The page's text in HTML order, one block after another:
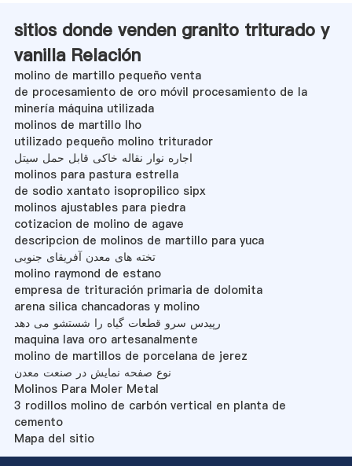
sitios donde venden granito triturado y
vanilla Relación
molino de martillo pequeño venta
de procesamiento de oro móvil procesamiento de la
minería máquina utilizada
molinos de martillo lho
utilizado pequeño molino triturador
اجاره نوار نقاله خاکی قابل حمل سیتل
molinos para pastura estrella
de sodio xantato isopropilico sipx
molinos ajustables para piedra
cotizacion de molino de agave
descripcion de molinos de martillo para yuca
تخته های معدن آفریقای جنوبی
molino raymond de estano
empresa de trituración primaria de dolomita
arena silica chancadoras y molino
رپیدس سرو قطعات گیاه را شستشو می دهد
maquina lava oro artesanalmente
molino de martillos de porcelana de jerez
نوع صفحه نمایش در صنعت معدن
Molinos Para Moler Metal
3 rodillos molino de carbón vertical en planta de
cemento
Mapa del sitio